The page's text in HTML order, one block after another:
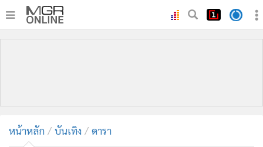
• บันเทิง
หน้าหลัก บันเทิง ดารา